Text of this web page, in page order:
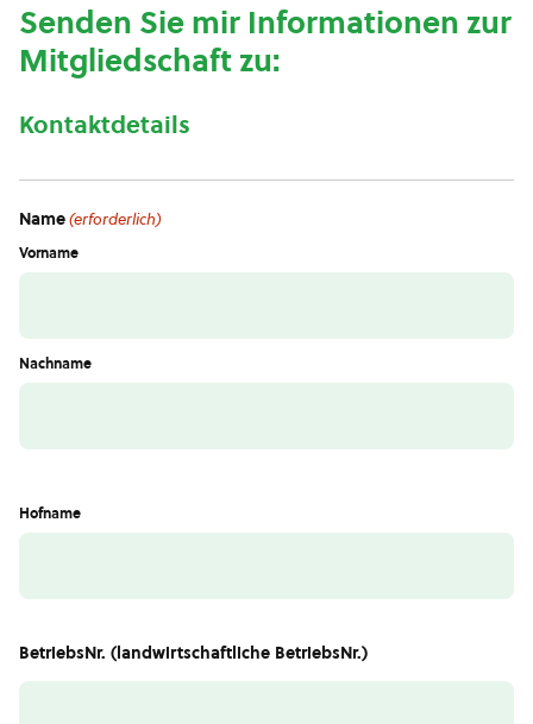
Senden Sie mir Informationen zur
Mitgliedschaft zu:
Kontaktdetails
Name(erforderlich)
Vorname
Nachname
Hofname
BetriebsNr. (landwirtschaftliche BetriebsNr.)